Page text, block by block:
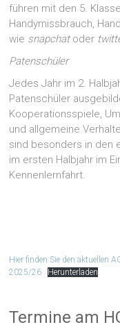
führen mit den 5.
Handymissbrauch,
wie snapchat oder
Patenschüler
Jedes Jahr im 2.
Patenschüler
Kooperationsspiele,
und allgemeine
sind besonders in den
im ersten Halbjahr im
Kennenlernfahrt.
Hier finden Sie den aktuellen
2025/26
Herunterladen
Termine am